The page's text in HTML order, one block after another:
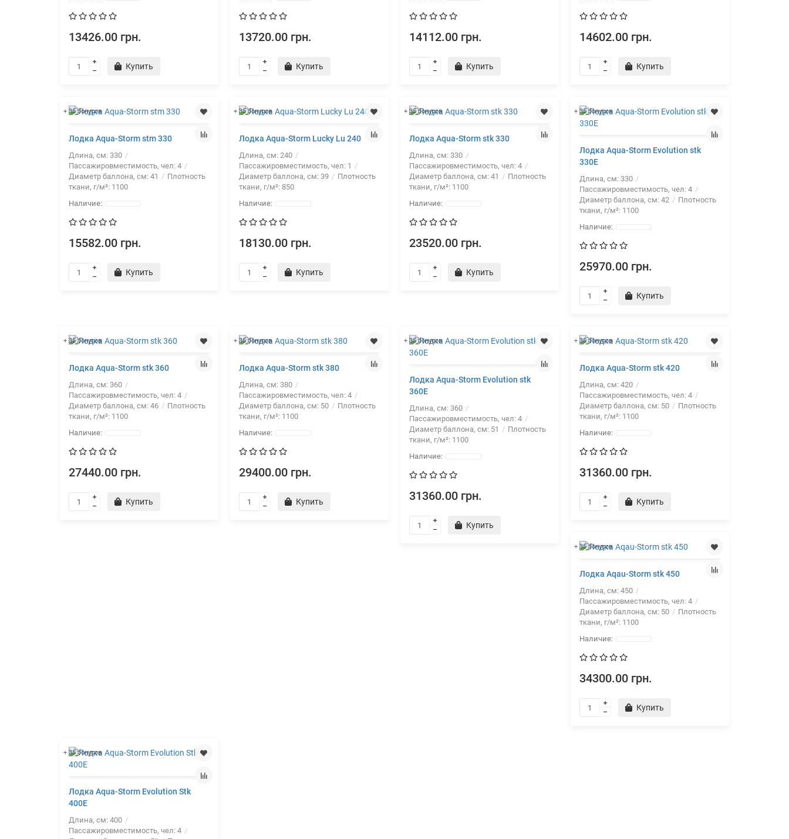
13426.00 грн.
Купить
13720.00 грн.
Купить
14112.00 грн.
Купить
14602.00 грн.
Купить
+ 35 бонусов
Лодка Aqua-Storm stm 330
Длина, см: 330
Пассажировместимость, чел: 4
Диаметр баллона, см: 41
Плотность
ткани, г/м²: 1100
15582.00 грн.
Купить
+ 35 бонусов
Лодка Aqua-Storm Lucky Lu 240
Длина, см: 240
Пассажировместимость, чел: 1
Диаметр баллона, см: 39
Плотность
ткани, г/м²: 850
18130.00 грн.
Купить
+ 35 бонусов
Лодка Aqua-Storm stk 330
Длина, см: 330
Пассажировместимость, чел: 4
Диаметр баллона, см: 41
Плотность
ткани, г/м²: 1100
23520.00 грн.
Купить
+ 35 бонусов
Лодка Aqua-Storm Evolution stk
330Е
Длина, см: 330
Пассажировместимость, чел: 4
Диаметр баллона, см: 42
Плотность
ткани, г/м²: 1100
25970.00 грн.
Купить
+ 35 бонусов
Лодка Aqua-Storm stk 360
Длина, см: 360
Пассажировместимость, чел: 4
Диаметр баллона, см: 46
Плотность
ткани, г/м²: 1100
27440.00 грн.
Купить
+ 35 бонусов
Лодка Aqua-Storm stk 380
Длина, см: 380
Пассажировместимость, чел: 4
Диаметр баллона, см: 50
Плотность
ткани, г/м²: 1100
29400.00 грн.
Купить
+ 35 бонусов
Лодка Aqua-Storm Evolution stk
360Е
Длина, см: 360
Пассажировместимость, чел: 4
Диаметр баллона, см: 51
Плотность
ткани, г/м²: 1100
31360.00 грн.
Купить
+ 35 бонусов
Лодка Aqua-Storm stk 420
Длина, см: 420
Пассажировместимость, чел: 4
Диаметр баллона, см: 50
Плотность
ткани, г/м²: 1100
31360.00 грн.
Купить
+ 35 бонусов
Лодка Aqau-Storm stk 450
Длина, см: 450
Пассажировместимость, чел: 4
Диаметр баллона, см: 50
Плотность
ткани, г/м²: 1100
34300.00 грн.
Купить
+ 35 бонусов
Лодка Aqua-Storm Evolution Stk
400Е
Длина, см: 400
Пассажировместимость, чел: 4